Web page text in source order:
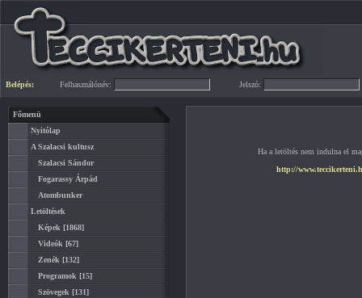
Belépés: Felhasználónév: Jelszó:
Főmenü
Nyitólap
A Szalacsi kultusz
Szalacsi Sándor
Fogarassy Árpád
Atombunker
Letöltések
Képek [1868]
Videók [67]
Zenék [132]
Programok [15]
Szövegek [131]
Ha a letöltés nem indulna el
http://